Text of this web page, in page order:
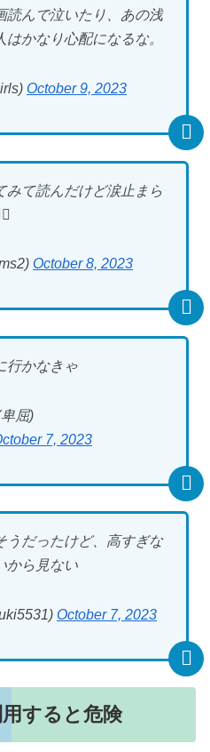
読んで泣いたり、あの浅
かなり心配になるな。
October 9, 2023
みて読んだけど涙止まら
October 8, 2023
行かなきゃ
屈)
7, 2023
うだったけど、高すぎな
から見ない
October 7, 2023
すると危険